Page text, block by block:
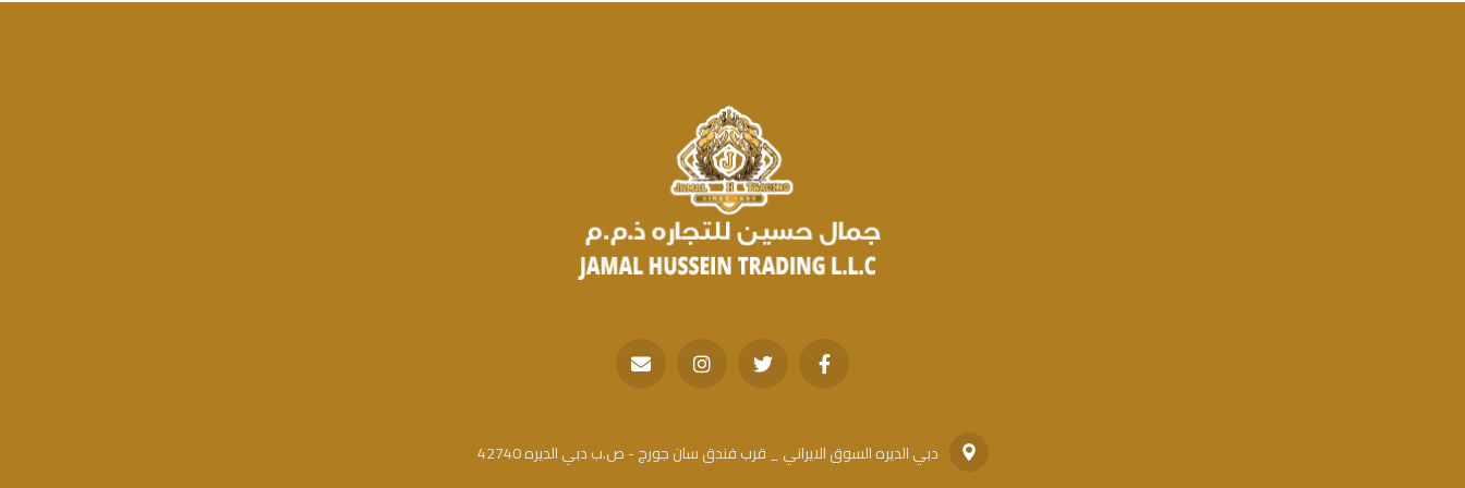
دبي الديره السوق الايراني _ قرب فندق سان جورج - ص.ب دبي الديره 42740